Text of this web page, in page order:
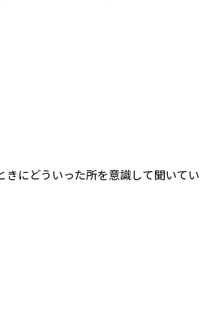
きにどういった所を意識して聞いてい